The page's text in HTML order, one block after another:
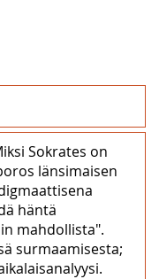
Sokrates on
länsimaisen
häntä
mahdollista".
surmaamisesta;